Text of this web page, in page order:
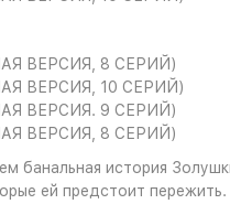
ВЕРСИЯ, 8 СЕРИЙ)
ВЕРСИЯ, 10 СЕРИЙ)
ВЕРСИЯ. 9 СЕРИЙ)
ВЕРСИЯ, 8 СЕРИЙ)
банальная история
ей предстоит